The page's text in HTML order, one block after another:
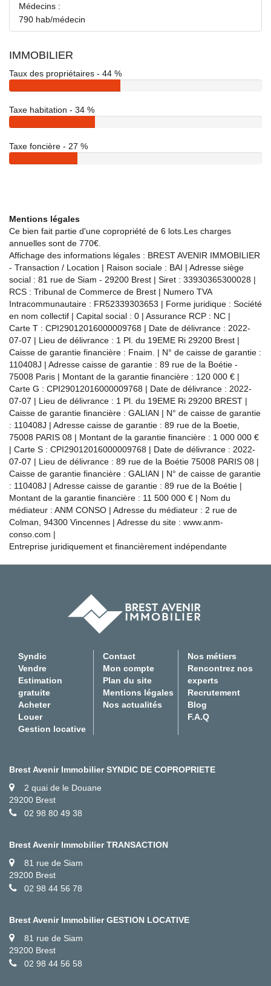
Médecins :
790 hab/médecin
IMMOBILIER
Taux des propriétaires - 44 %
Taxe habitation - 34 %
Taxe foncière - 27 %
Mentions légales
Ce bien fait partie d'une copropriété de 6 lots.Les charges
annuelles sont de 770€.
Affichage des informations légales : BREST AVENIR IMMOBILIER
- Transaction / Location | Raison sociale : BAI | Adresse siège
social : 81 rue de Siam - 29200 Brest | Siret : 33930365300028 |
RCS : Tribunal de Commerce de Brest | Numero TVA
Intracommunautaire : FR52339303653 | Forme juridique : Société
en nom collectif | Capital social : 0 | Assurance RCP : NC |
Carte T : CPI29012016000009768 | Date de délivrance : 2022-
07-07 | Lieu de délivrance : 1 Pl. du 19EME Ri 29200 Brest |
Caisse de garantie financière : Fnaim. | N° de caisse de garantie :
110408J | Adresse caisse de garantie : 89 rue de la Boétie -
75008 Paris | Montant de la garantie financière : 120 000 € |
Carte G : CPI29012016000009768 | Date de délivrance : 2022-
07-07 | Lieu de délivrance : 1 Pl. du 19EME Ri 29200 BREST |
Caisse de garantie financière : GALIAN | N° de caisse de garantie
: 110408J | Adresse caisse de garantie : 89 rue de la Boetie,
75008 PARIS 08 | Montant de la garantie financière : 1 000 000 €
| Carte S : CPI29012016000009768 | Date de délivrance : 2022-
07-07 | Lieu de délivrance : 89 rue de la Boétie 75008 PARIS 08 |
Caisse de garantie financière : GALIAN | N° de caisse de garantie
: 110408J | Adresse caisse de garantie : 89 rue de la Boétie |
Montant de la garantie financière : 11 500 000 € | Nom du
médiateur : ANM CONSO | Adresse du médiateur : 2 rue de
Colman, 94300 Vincennes | Adresse du site : www.anm-
conso.com |
Entreprise juridiquement et financièrement indépendante
Syndic
Vendre
Estimation
gratuite
Acheter
Louer
Gestion locative
Contact
Mon compte
Plan du site
Mentions légales
Nos actualités
Nos métiers
Rencontrez nos
experts
Recrutement
Blog
F.A.Q
Brest Avenir Immobilier SYNDIC DE COPROPRIETE
2 quai de le Douane
29200 Brest
02 98 80 49 38
Brest Avenir Immobilier TRANSACTION
81 rue de Siam
29200 Brest
02 98 44 56 78
Brest Avenir Immobilier GESTION LOCATIVE
81 rue de Siam
29200 Brest
02 98 44 56 58